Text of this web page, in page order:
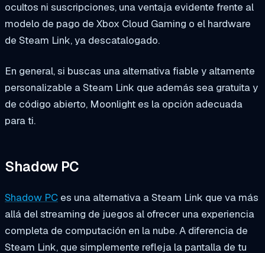
ocultos ni suscripciones, una ventaja evidente frente al
modelo de pago de Xbox Cloud Gaming o el hardware
de Steam Link, ya descatalogado.
En general, si buscas una alternativa fiable y altamente
personalizable a Steam Link que además sea gratuita y
de código abierto, Moonlight es la opción adecuada
para ti.
Shadow PC
Shadow PC es una alternativa a Steam Link que va más
allá del streaming de juegos al ofrecer una experiencia
completa de computación en la nube. A diferencia de
Steam Link, que simplemente refleja la pantalla de tu